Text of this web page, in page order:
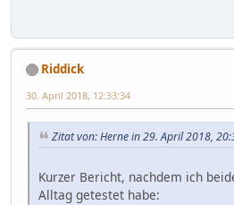
Riddick
30. April 2018, 12:33:34
Zitat von: Herne in 29. April 2018,
Kurzer Bericht, nachdem ich
Alltag getestet habe: